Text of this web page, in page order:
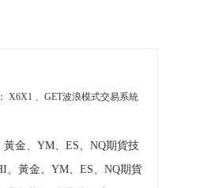
X6X1 、GET波浪模式交易系統
黃金、YM、ES、NQ期貨技
、黃金、YM、ES、NQ期貨